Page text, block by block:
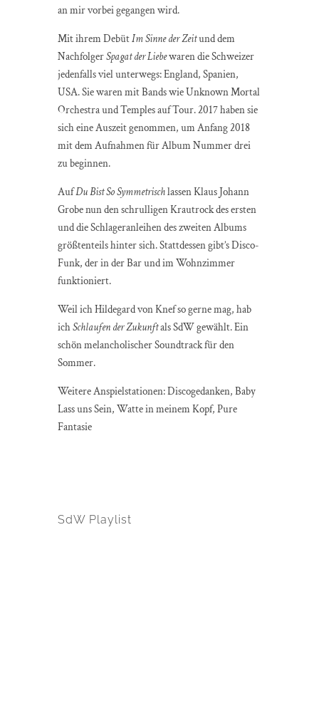
an mir vorbei gegangen wird.
Mit ihrem DebütIm Sinne der Zeitund dem
NachfolgerSpagat der Liebewaren die Schweizer
jedenfalls viel unterwegs: England, Spanien,
USA. Sie waren mit Bands wie Unknown Mortal
Orchestra und Temples auf Tour. 2017 haben sie
sich eine Auszeit genommen, um Anfang 2018
mit dem Aufnahmen für Album Nummer drei
zu beginnen.
AufDu Bist So Symmetrischlassen Klaus Johann
Grobe nun den schrulligen Krautrock des ersten
und die Schlageranleihen des zweiten Albums
größtenteils hinter sich. Stattdessen gibt’s Disco-
Funk, der in der Bar und im Wohnzimmer
funktioniert.
Weil ich Hildegard von Knef so gerne mag, hab
ichSchlaufen der Zukunftals SdW gewählt. Ein
schön melancholischer Soundtrack für den
Sommer.
Weitere Anspielstationen: Discogedanken, Baby
Lass uns Sein, Watte in meinem Kopf, Pure
Fantasie
SdW Playlist